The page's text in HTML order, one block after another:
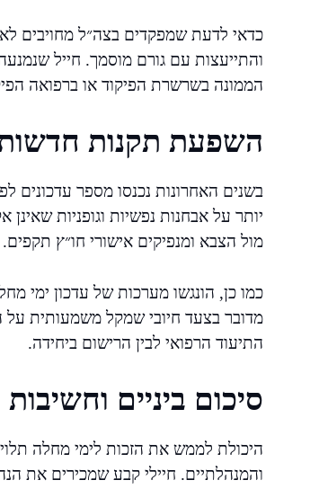
כדאי לדעת שמפקדים בצה״ל מחויבים
והתייעצות עם גורם מוסמך. חייל
הממונה בשרשרת הפיקוד או ברפואה
השפעת תקנות חדשות
בשנים האחרונות נכנסו מספר עדכונים
יותר על אבחנות נפשיות וגופניות
מול הצבא ומנפיקים אישורי חו״ץ תקפים.
כמו כן, הונגשו מערכות של עדכון ימי
מדובר בצעד חיובי שמקל משמעותית
התיעוד הרפואי לבין הרישום ביחידה.
סיכום ביניים
היכולת לממש את הזכות לימי מחלה
והמנהלתיים. חיילי קבע שמכירים את